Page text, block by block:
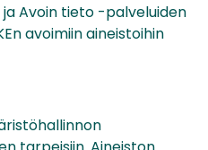
Avoin tieto -palveluiden
avoimiin aineistoihin